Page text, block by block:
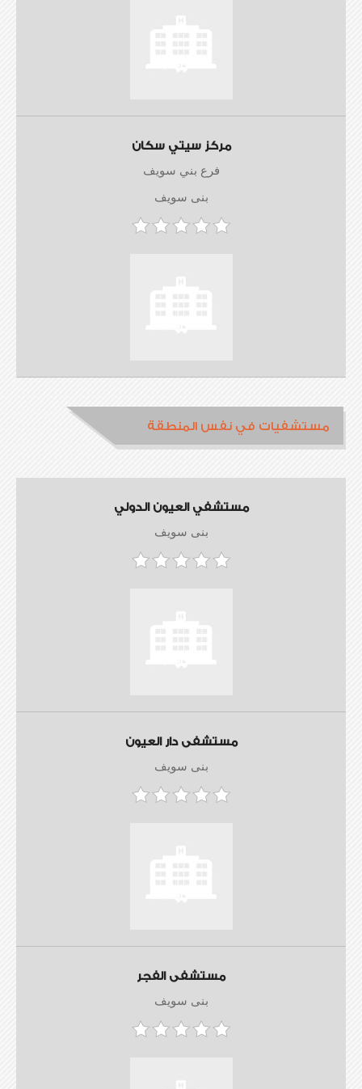
مركز سيتي سكان
فرع بني سويف
بنى سويف
مستشفيات في نفس المنطقة
مستشفي العيون الدولي
بنى سويف
مستشفى دار العيون
بنى سويف
مستشفى الفجر
بنى سويف